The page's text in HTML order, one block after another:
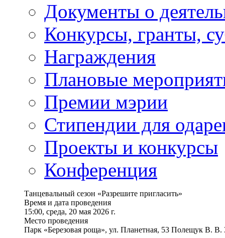
Документы о
Конкурсы, гранты,
Награждения
Плановые
Премии мэрии
Стипендии для
Проекты и конкурсы
Конференция
Танцевальный сезон «Разрешите пригласить»
Время и дата проведения
15:00, среда, 20 мая 2026 г.
Место проведения
Парк «Березовая роща», ул. Планетная, 53 Полещук В. В.